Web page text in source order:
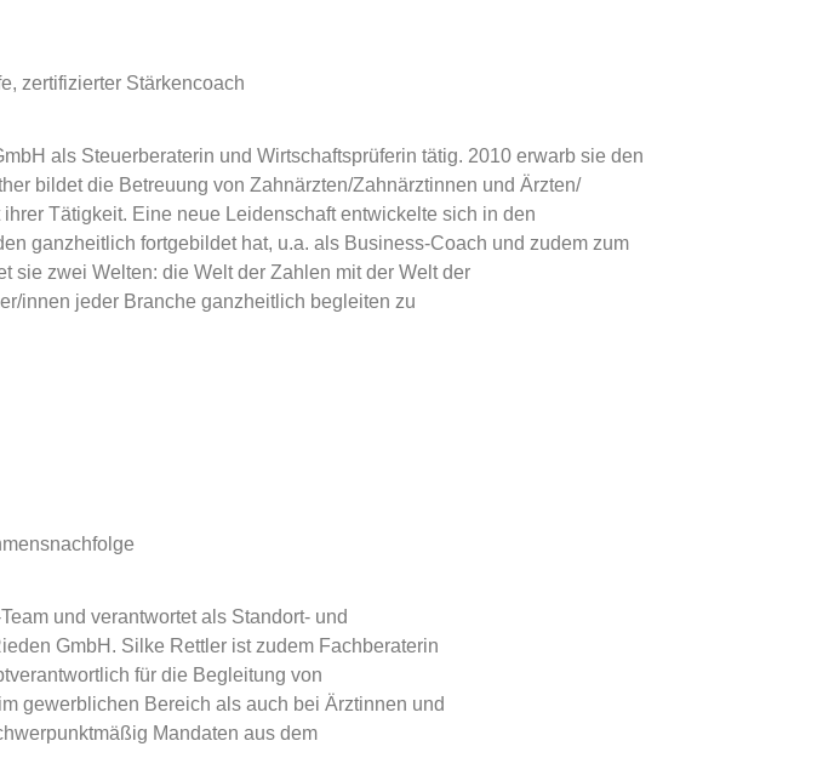
zertifizierter Stärkencoach
als Steuerberaterin und Wirtschaftsprüferin tätig. 2010 erwarb sie den
bildet die Betreuung von Zahnärzten/Zahnärztinnen und Ärzten/
Tätigkeit. Eine neue Leidenschaft entwickelte sich in den
ganzheitlich fortgebildet hat, u.a. als Business-Coach und zudem zum
sie zwei Welten: die Welt der Zahlen mit der Welt der
innen jeder Branche ganzheitlich begleiten zu
und verantwortet als Standort- und
GmbH. Silke Rettler ist zudem Fachberaterin
für die Begleitung von
gewerblichen Bereich als auch bei Ärztinnen und
Mandaten aus dem